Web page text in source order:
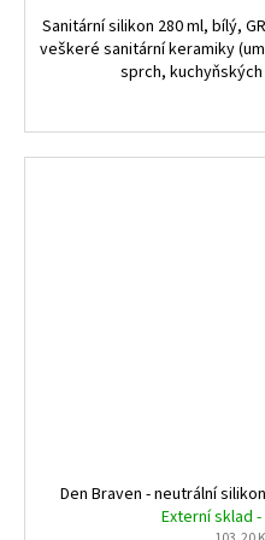
Sanitární silikon 280 ml, bílý,
veškeré sanitární keramiky
sprch,
Den Braven - neutrální
Externí sklad